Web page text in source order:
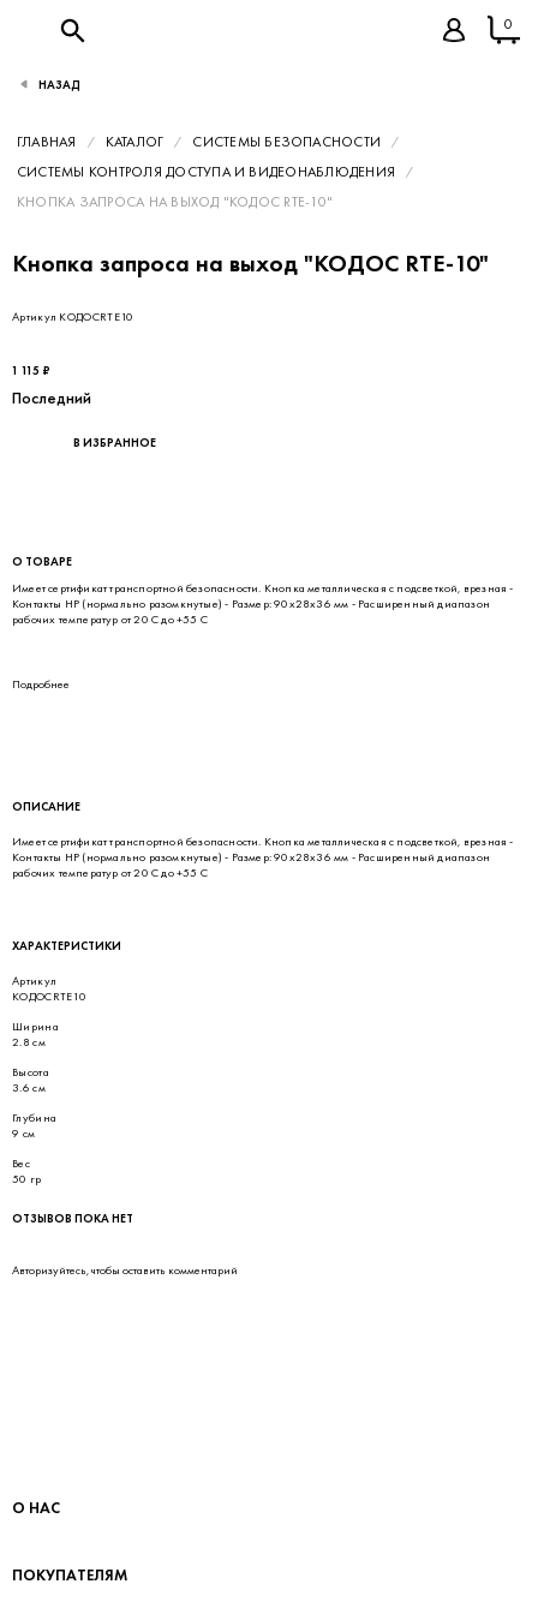
0
ГЛАВНАЯ КАТАЛОГ
СИСТЕМЫ БЕЗОПАСНОСТИ
СИСТЕМЫ КОНТРОЛЯ ДОСТУПА И ВИДЕОНАБЛЮДЕНИЯ
КНОПКА ЗАПРОСА НА ВЫХОД "КОДОС RTE-10"
Кнопка запроса на выход "КОДОС RTE-10"
Артикул КОДОСRTE10
1 115 ₽
Последний
В ИЗБРАННОЕ
О ТОВАРЕ
Имеет сертификат транспортной безопасности. Кнопка металлическая с подсветкой, врезная -
Контакты HP (нормально разомкнутые) - Размер: 90х28x36 мм - Расширенный диапазон
рабочих температур от 20 С до +55 С
Подробнее
ОПИСАНИЕ
Имеет сертификат транспортной безопасности. Кнопка металлическая с подсветкой, врезная -
Контакты HP (нормально разомкнутые) - Размер: 90х28x36 мм - Расширенный диапазон
рабочих температур от 20 С до +55 С
ХАРАКТЕРИСТИКИ
Артикул
КОДОСRTE10
Ширина
2.8 см
Высота
3.6 см
Глубина
9 см
Вес
50 гр
ОТЗЫВОВ ПОКА НЕТ
Авторизуйтесь, чтобы оставить комментарий
О НАС
ПОКУПАТЕЛЯМ
НАЗАД